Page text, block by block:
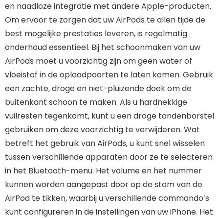
en naadloze integratie met andere Apple-producten.
Om ervoor te zorgen dat uw AirPods te allen tijde de
best mogelijke prestaties leveren, is regelmatig
onderhoud essentieel. Bij het schoonmaken van uw
AirPods moet u voorzichtig zijn om geen water of
vloeistof in de oplaadpoorten te laten komen. Gebruik
een zachte, droge en niet-pluizende doek om de
buitenkant schoon te maken. Als u hardnekkige
vuilresten tegenkomt, kunt u een droge tandenborstel
gebruiken om deze voorzichtig te verwijderen. Wat
betreft het gebruik van AirPods, u kunt snel wisselen
tussen verschillende apparaten door ze te selecteren
in het Bluetooth-menu. Het volume en het nummer
kunnen worden aangepast door op de stam van de
AirPod te tikken, waarbij u verschillende commando’s
kunt configureren in de instellingen van uw iPhone. Het